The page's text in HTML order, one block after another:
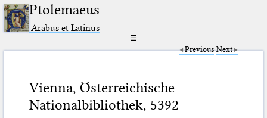
Ptolemaeus
Arabus et Latinus
☰
Previous Next
Vienna, Österreichische
Nationalbibliothek, 5392